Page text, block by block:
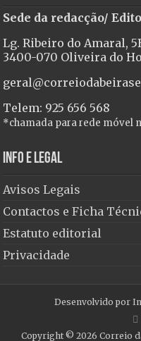
Sede da redacção/
Lg. Ribeiro do Amaral,
3400-070 Oliveira do
Telem: 925 656 568
*chamada para rede móvel
Info e Legal
Avisos Legais
Contactos e Ficha
Estatuto editorial
Privacidade
Desenvolvido por
Copyright © 2026Correio